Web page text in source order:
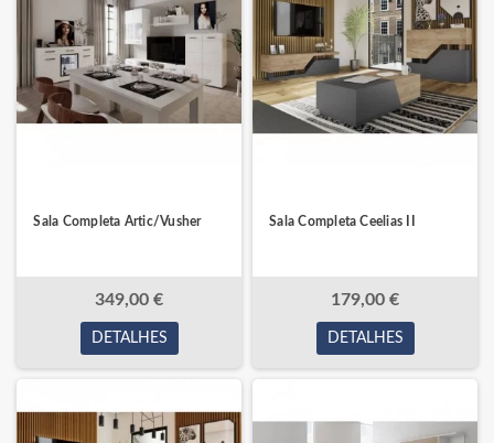
Sala Completa Artic/Vusher
349,00 €
DETALHES
Sala Completa Ceelias II
179,00 €
DETALHES